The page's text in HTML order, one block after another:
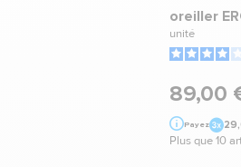
oreiller
unité
89,00
Payez
Plus que 10